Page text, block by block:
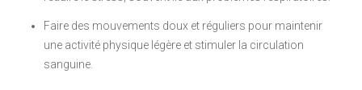
Faire des mouvements doux et réguliers pour maintenir
une activité physique légère et stimuler la circulation
sanguine.